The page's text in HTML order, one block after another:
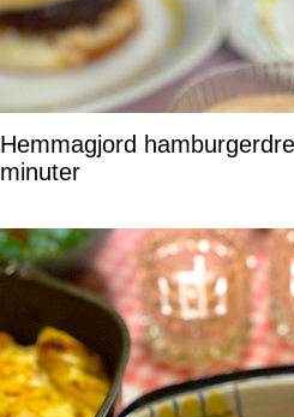
Hemmagjord
minuter